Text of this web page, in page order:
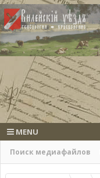
Поиск медиафайлов
MENU